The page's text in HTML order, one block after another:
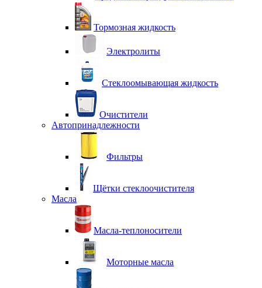
Тормозная жидкость
Электролиты
Стеклоомывающая жидкость
Очистители
Автопринадлежности
Фильтры
Щётки стеклоочистителя
Масла
Масла-теплоносители
Моторные масла